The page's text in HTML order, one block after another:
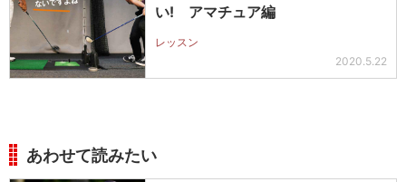
い! アマチュア編
レッスン
2020.5.22
あわせて読みたい